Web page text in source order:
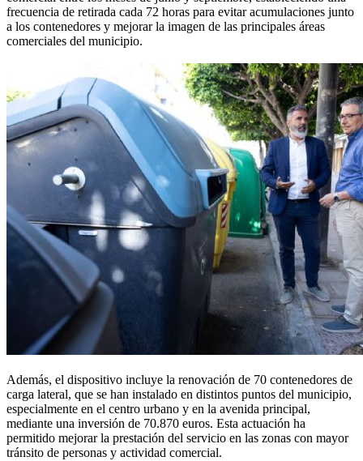
frecuencia de retirada cada 72 horas para evitar acumulaciones junto
a los contenedores y mejorar la imagen de las principales áreas
comerciales del municipio.
Además, el dispositivo incluye la renovación de 70 contenedores de
carga lateral, que se han instalado en distintos puntos del municipio,
especialmente en el centro urbano y en la avenida principal,
mediante una inversión de 70.870 euros. Esta actuación ha
permitido mejorar la prestación del servicio en las zonas con mayor
tránsito de personas y actividad comercial.